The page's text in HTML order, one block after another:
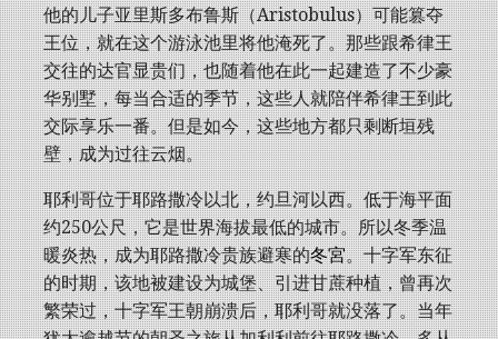
他的儿子亚里斯多布鲁斯（Aristobulus）可能篡夺
王位，就在这个游泳池里将他淹死了。那些跟希律王
交往的达官显贵们，也随着他在此一起建造了不少豪
华别墅，每当合适的季节，这些人就陪伴希律王到此
交际享乐一番。但是如今，这些地方都只剩断垣残
壁，成为过往云烟。
耶利哥位于耶路撒冷以北，约旦河以西。低于海平面
约250公尺，它是世界海拔最低的城市。所以冬季温
暖炎热，成为耶路撒冷贵族避寒的冬宮。十字军东征
的时期，该地被建设为城堡、引进甘蔗种植，曾再次
繁荣过，十字军王朝崩溃后，耶利哥就没落了。当年